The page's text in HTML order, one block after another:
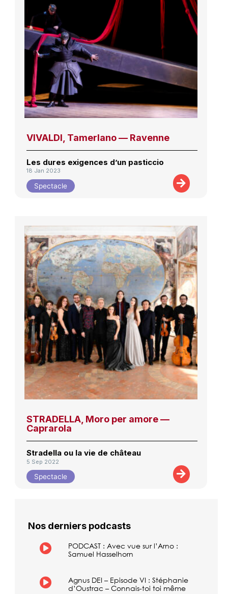
VIVALDI, Tamerlano — Ravenne
Les dures exigences d’un pasticcio
18 Jan 2023
Spectacle
STRADELLA, Moro per amore —
Caprarola
Stradella ou la vie de château
5 Sep 2022
Spectacle
Nos derniers podcasts
PODCAST : Avec vue sur l’Arno :
Samuel Hasselhorn
Agnus DEI – Episode VI : Stéphanie
d’Oustrac – Connais-toi toi même